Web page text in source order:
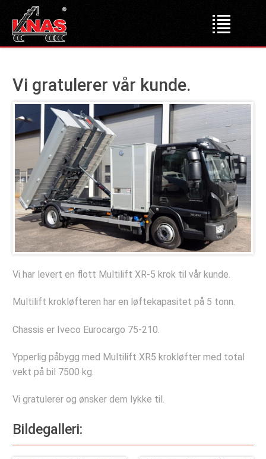
Produkter
Lastebilkraner
Dumper
Liftdumper
Tipper
Krokløftere
Bakløft
Bruktmarked
Deler og tilbehør
Stropper
Tømmerbanker
Komponenter
Verkstedet
Bestill verkstedtime
Bestill årskontroll
Vi gratulerer vår kunde.
Vi har levert en flott Multilift XR-5 krok til vår kunde.
Multilift krokløfteren har en løftekapasitet på 5 tonn.
Chassis er Iveco Eurocargo 75-210.
Ypperlig påbygg med Multilift XR5 krokløfter med total
vekt på bil 7500 kg.
Vi gratulerer og ønsker dem lykke til.
Bildegalleri: